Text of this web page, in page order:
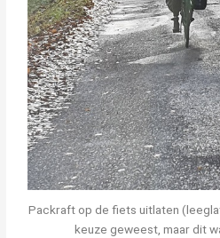
Packraft op de fiets uitlaten
keuze geweest, maar dit